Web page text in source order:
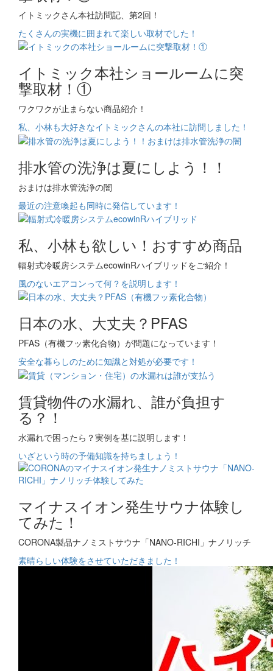
イトミックさん本社訪問記、第2回！
たくさんの実機に囲まれて楽しい取材でした！
イトミック本社ショールームに突
撃取材！①
ワクワクが止まらない商品紹介！
私、小林も大好きなイトミックさんの本社に訪問しました！
排水管の洗浄は夏にしよう！！
おまけは排水管洗浄の闇
最近の注意喚起も同時に発信しています！
私、小林も欲しい！おすすめ商品
輻射式冷暖房システムecowinRハイブリッドをご紹介！
風のないエアコンって何？を説明します！
日本の水、大丈夫？PFAS
PFAS（有機フッ素化合物）が問題になっています！
安全な暮らしのために知識と対処が必要です！
賃貸物件の水漏れ、誰が負担す
る？！
水漏れで困ったら？実例を基に説明します！
いざという時の予備知識を持ちましょう！
マイナスイオン発生サウナ体験し
てみた！
CORONA製品ナノミストサウナ「NANO-RICHI」ナノリッチ
素晴らしい体験をさせていただきました！